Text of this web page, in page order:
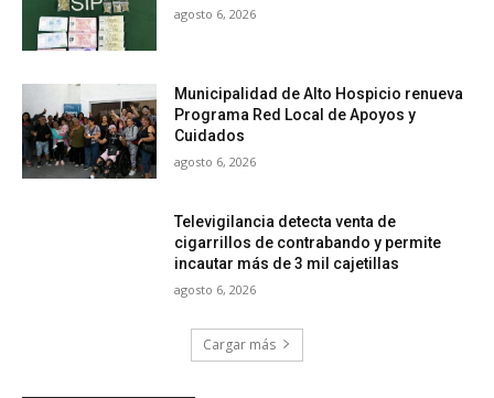
agosto 6, 2026
Municipalidad de Alto Hospicio renueva
Programa Red Local de Apoyos y
Cuidados
agosto 6, 2026
Televigilancia detecta venta de
cigarrillos de contrabando y permite
incautar más de 3 mil cajetillas
agosto 6, 2026
Cargar más